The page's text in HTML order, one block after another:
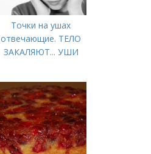
Точки на ушах
отвечающие. ТЕЛО
ЗАКАЛЯЮТ... УШИ